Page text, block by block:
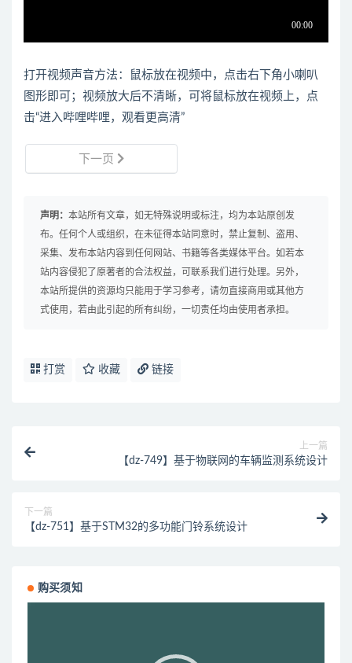
打开视频声音方法：鼠标放在视频中，点击右下角小喇叭
图形即可；视频放大后不清晰，可将鼠标放在视频上，点
击“进入哔哩哔哩，观看更高清”
下一页
声明： 本站所有文章，如无特殊说明或标注，均为本站原创发
布。任何个人或组织，在未征得本站同意时，禁止复制、盗用、
采集、发布本站内容到任何网站、书籍等各类媒体平台。如若本
站内容侵犯了原著者的合法权益，可联系我们进行处理。另外，
本站所提供的资源均只能用于学习参考，请勿直接商用或其他方
式使用，若由此引起的所有纠纷，一切责任均由使用者承担。
打赏 收藏 链接
上一篇
【dz-749】基于物联网的车辆监测系统设计
下一篇
【dz-751】基于STM32的多功能门铃系统设计
购买须知